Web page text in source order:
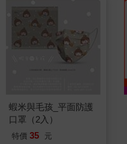
蝦米與毛孩_平面防護
口罩（2入）
特價 35 元